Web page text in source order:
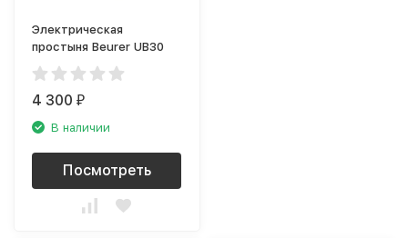
Электрическая
простыня Beurer UB30
4 300₽
В наличии
Посмотреть